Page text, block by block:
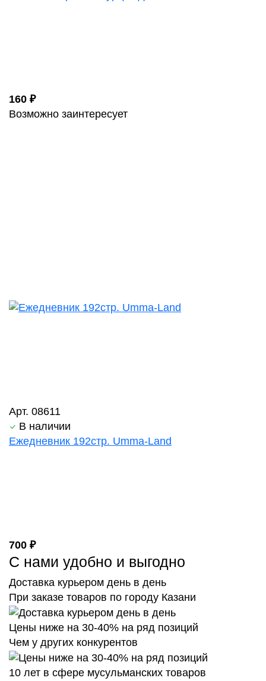
160 ₽
Возможно заинтересует
Арт. 08611
В наличии
Ежедневник 192стр. Umma-Land
700 ₽
С нами удобно и выгодно
Доставка курьером день в день
При заказе товаров по городу Казани
Цены ниже на 30-40% на ряд позиций
Чем у других конкурентов
10 лет в сфере мусульманских товаров